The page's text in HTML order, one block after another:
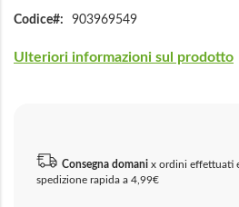
Codice 903969549
Ulteriori informazioni sul prodotto
Consegna domani x ordini effettuati
spedizione rapida a 4,99€